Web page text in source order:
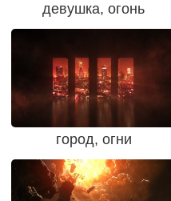
девушка, огонь
город, огни